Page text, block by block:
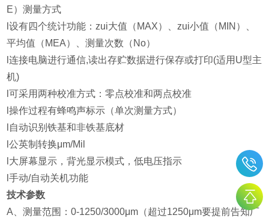
E）测量方式
l设有四个统计功能：zui大值（MAX）、zui小值（MIN）、
平均值（MEA）、测量次数（No）
l连接电脑进行通信,读出存贮数据进行保存或打印(适用U型主
机)
l可采用两种校准方式：零点校准和两点校准
l操作过程有蜂鸣声标示（单次测量方式）
l自动识别铁基和非铁基底材
l公英制转换μm/Mil
l大屏幕显示，背光显示模式，低电压指示
l手动/自动关机功能
技术参数
A、测量范围：0-1250/3000μm（超过1250μm要提前告知厂